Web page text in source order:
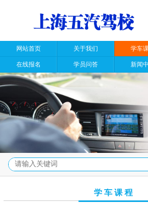
网站首页 关于我们 学车
在线报名 学员问答 新闻
学车课程